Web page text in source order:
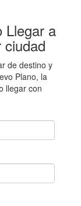
Llegar a
ciudad
de destino y
Plano, la
llegar con